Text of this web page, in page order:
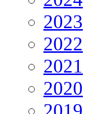
2023
2022
2021
2020